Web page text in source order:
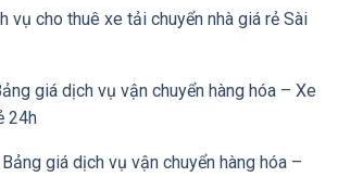
vụ cho thuê xe tải chuyển nhà giá rẻ Sài
giá dịch vụ vận chuyển hàng hóa – Xe
24h
Bảng giá dịch vụ vận chuyển hàng hóa –